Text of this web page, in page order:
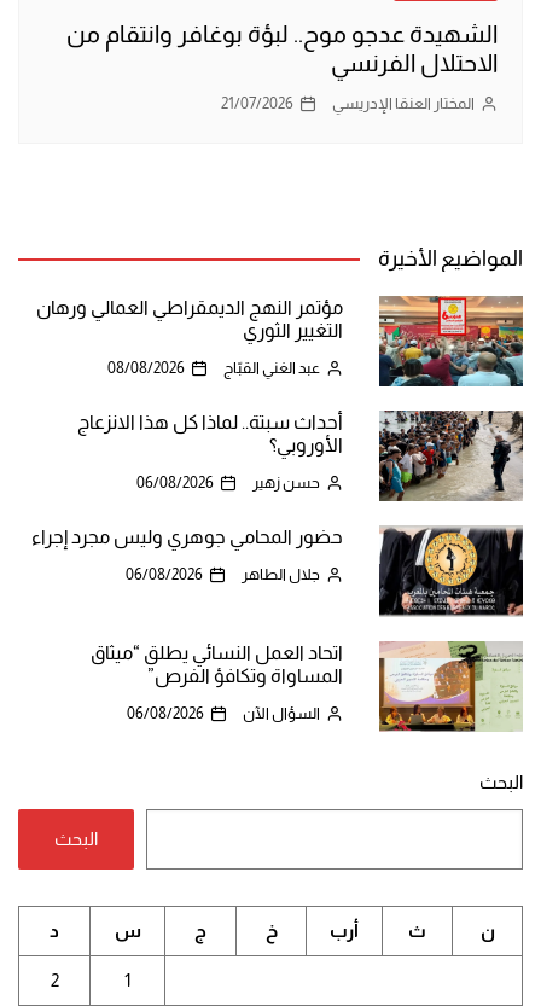
الشهيدة عدجو موح.. لبؤة بوغافر وانتقام من
الاحتلال الفرنسي
المختار العنقا الإدريسي 21/07/2026
المواضيع الأخيرة
مؤتمر النهج الديمقراطي العمالي ورهان
التغيير الثوري
عبد الغني القبّاج 08/08/2026
أحداث سبتة.. لماذا كل هذا الانزعاج
الأوروبي؟
حسن زهير 06/08/2026
حضور المحامي جوهري وليس مجرد إجراء
جلال الطاهر 06/08/2026
اتحاد العمل النسائي يطلق “ميثاق
المساواة وتكافؤ الفرص”
السؤال الآن 06/08/2026
البحث
البحث
ن ث أرب خ ج س د
1
2